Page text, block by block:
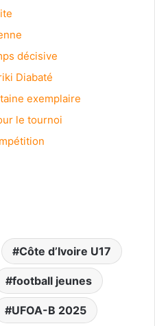
décisive
Diabaté
exemplaire
le tournoi
Côte d’Ivoire U17
football jeunes
UFOA-B 2025